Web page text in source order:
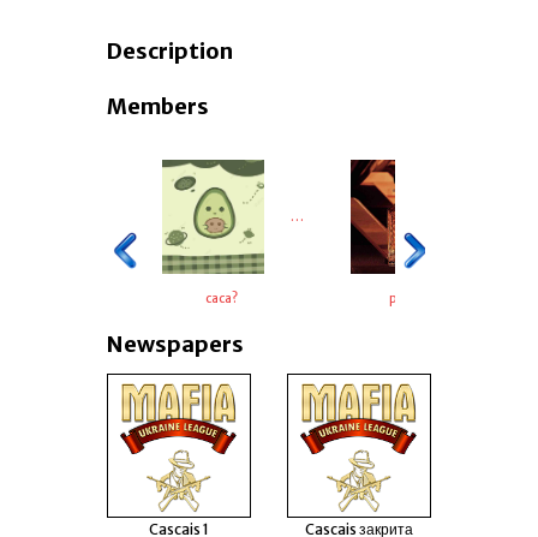
Description
Members
…
caca? pudra
Newspapers
Cascais 1 Cascais закрита